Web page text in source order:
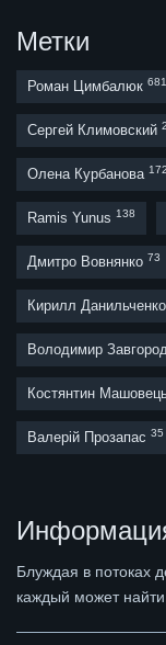
Метки
Роман Цимбалюк 681
Сергей Климовский
Олена Курбанова 172
Ramis Yunus 138
Дмитро Вовнянко 73
Кирилл Данильченко
Володимир
Костянтин
Валерій Прозапас 35
Блуждая в потоках
каждый может